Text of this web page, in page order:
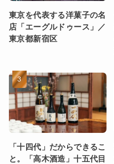
東京を代表する洋菓子の名
店「エーグルドゥース」／
東京都新宿区
「十四代」だからできるこ
と。「高木酒造」十五代目